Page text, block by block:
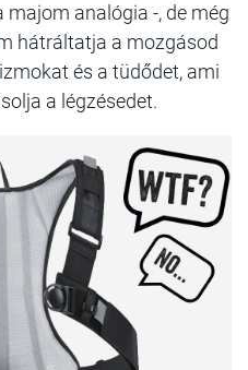
analógia -, de még
hátráltatja a mozgásod
és a tüdődet, ami
a légzésedet.